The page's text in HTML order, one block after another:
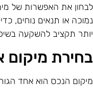
את האפשרות של
או תנאים נוחים,
תקציב להשקעה
מיקום
הנכס הוא אחד